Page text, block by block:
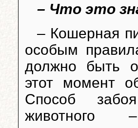
– Что это
– Кошерная
особым
должно быть
этот момент
Способ
животного